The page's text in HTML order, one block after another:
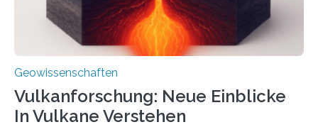
Geowissenschaften
Vulkanforschung: Neue Einblicke
In Vulkane Verstehen